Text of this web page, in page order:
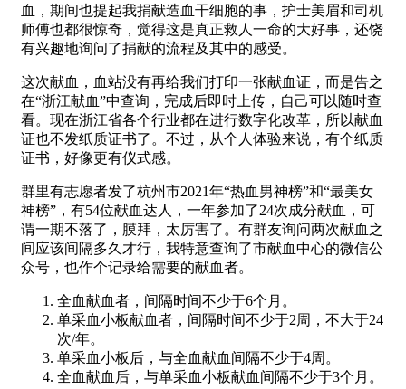
血，期间也提起我捐献造血干细胞的事，护士美眉和司机
师傅也都很惊奇，觉得这是真正救人一命的大好事，还饶
有兴趣地询问了捐献的流程及其中的感受。
这次献血，血站没有再给我们打印一张献血证，而是告之
在“浙江献血”中查询，完成后即时上传，自己可以随时查
看。现在浙江省各个行业都在进行数字化改革，所以献血
证也不发纸质证书了。不过，从个人体验来说，有个纸质
证书，好像更有仪式感。
群里有志愿者发了杭州市2021年“热血男神榜”和“最美女
神榜”，有54位献血达人，一年参加了24次成分献血，可
谓一期不落了，膜拜，太厉害了。有群友询问两次献血之
间应该间隔多久才行，我特意查询了市献血中心的微信公
众号，也作个记录给需要的献血者。
全血献血者，间隔时间不少于6个月。
单采血小板献血者，间隔时间不少于2周，不大于24
次/年。
单采血小板后，与全血献血间隔不少于4周。
全血献血后，与单采血小板献血间隔不少于3个月。